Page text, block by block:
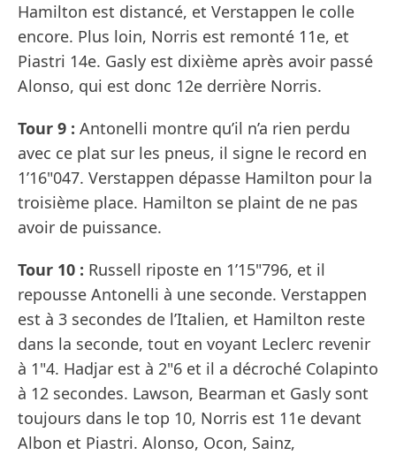
Hamilton est distancé, et Verstappen le colle
encore. Plus loin, Norris est remonté 11e, et
Piastri 14e. Gasly est dixième après avoir passé
Alonso, qui est donc 12e derrière Norris.
Tour 9 : Antonelli montre qu’il n’a rien perdu
avec ce plat sur les pneus, il signe le record en
1’16"047. Verstappen dépasse Hamilton pour la
troisième place. Hamilton se plaint de ne pas
avoir de puissance.
Tour 10 : Russell riposte en 1’15"796, et il
repousse Antonelli à une seconde. Verstappen
est à 3 secondes de l’Italien, et Hamilton reste
dans la seconde, tout en voyant Leclerc revenir
à 1"4. Hadjar est à 2"6 et il a décroché Colapinto
à 12 secondes. Lawson, Bearman et Gasly sont
toujours dans le top 10, Norris est 11e devant
Albon et Piastri. Alonso, Ocon, Sainz,